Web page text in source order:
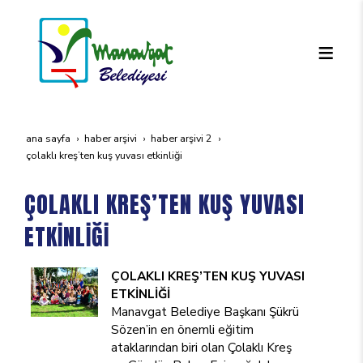
ana sayfa haber arşivi
haber arşivi 2
çolakli kreş’ten kuş yuvasi etki̇nli̇ği̇
ÇOLAKLI KREŞ’TEN KUŞ YUVASI
ETKİNLİĞİ
ÇOLAKLI KREŞ’TEN KUŞ YUVASI
ETKİNLİĞİ
Manavgat Belediye Başkanı Şükrü
Sözen’in en önemli eğitim
ataklarından biri olan Çolaklı Kreş